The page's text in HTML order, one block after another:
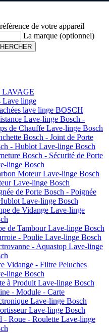
de votre appareil
La marque (optionnel)
LAVAGE
Lave linge
lave linge BOSCH
Lave-linge Bosch -
de Chauffe Lave-linge Bosch
Bosch - Joint de Porte
- Hublot Lave-linge Bosch
Bosch - Sécurité de Porte
linge Bosch
Moteur Lave-linge Bosch
Lave-linge Bosch
de Porte Bosch - Poignée
Lave-linge Bosch
de Vidange Lave-linge
de Tambour Lave-linge Bosch
- Poulie Lave-linge Bosch
- Aquastop Lave-linge
Vidange - Filtre Peluches
linge Bosch
à Produit Lave-linge Bosch
- Module - Carte
Lave-linge Bosch
Lave-linge Bosch
- Roue - Roulette Lave-linge